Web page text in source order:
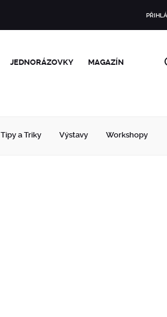
JEDNORÁZOVKY MAGAZÍN
Tipy a Triky Výstavy Workshopy